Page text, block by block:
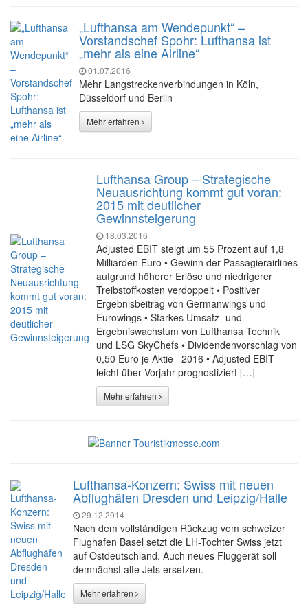
„Lufthansa am Wendepunkt“ –
Vorstandschef Spohr: Lufthansa ist
„mehr als eine Airline“
01.07.2016
Mehr Langstreckenverbindungen in Köln,
Düsseldorf und Berlin
Mehr erfahren
Lufthansa Group – Strategische
Neuausrichtung kommt gut voran:
2015 mit deutlicher
Gewinnsteigerung
18.03.2016
Adjusted EBIT steigt um 55 Prozent auf 1,8
Milliarden Euro • Gewinn der Passagierairlines
aufgrund höherer Erlöse und niedrigerer
Treibstoffkosten verdoppelt • Positiver
Ergebnisbeitrag von Germanwings und
Eurowings • Starkes Umsatz- und
Ergebniswachstum von Lufthansa Technik
und LSG SkyChefs • Dividendenvorschlag von
0,50 Euro je Aktie 2016 • Adjusted EBIT
leicht über Vorjahr prognostiziert […]
Mehr erfahren
Lufthansa-Konzern: Swiss mit neuen
Abflughäfen Dresden und Leipzig/Halle
29.12.2014
Nach dem vollständigen Rückzug vom schweizer
Flughafen Basel setzt die LH-Tochter Swiss jetzt
auf Ostdeutschland. Auch neues Fluggerät soll
demnächst alte Jets ersetzen.
Mehr erfahren